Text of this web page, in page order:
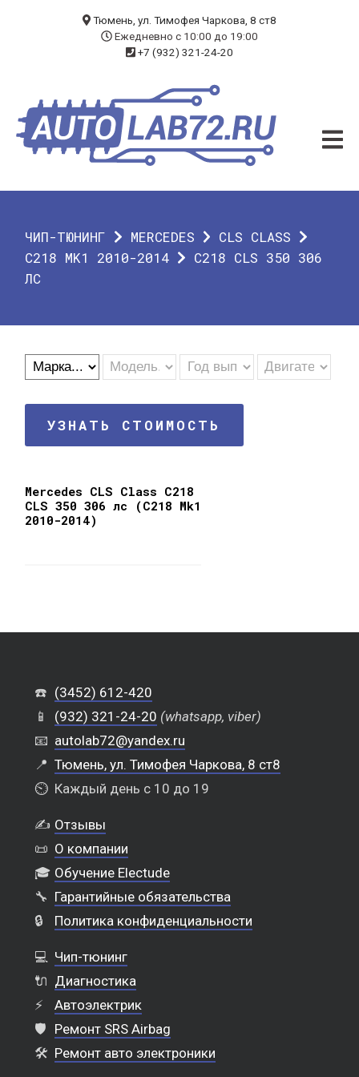
ЧИП-ТЮНИНГ
ДИАГНОСТИКА
О КОМПАНИИ
Тюмень, ул. Тимофея Чаркова, 8 ст8
Ежедневно с 10:00 до 19:00
+7 (932) 321-24-20
ЧИП-ТЮНИНГ MERCEDES
CLS CLASS
C218 MK1 2010-2014
C218 CLS 350 306
ЛС
УЗНАТЬ СТОИМОСТЬ
Mercedes CLS Class C218
CLS 350 306 лс (C218 Mk1
2010-2014)
☎️ (3452) 612-420
📱
(932) 321-24-20 (whatsapp, viber)
📧 autolab72@yandex.ru
📍 Тюмень, ул. Тимофея Чаркова, 8 ст8
⏲️ Каждый день с 10 до 19
✍️ Отзывы
📜 О компании
🎓 Обучение Electude
🔧 Гарантийные обязательства
🔒
Политика конфиденциальности
💻 Чип-тюнинг
🔌 Диагностика
⚡
Автоэлектрик
🛡️ Ремонт SRS Airbag
🛠️ Ремонт авто электроники